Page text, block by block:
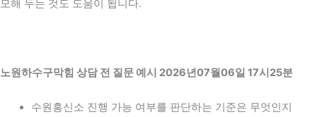
모해 두는 것도 도움이 됩니다.
노원하수구막힘 상담 전 질문 예시 2026년07월06일 17시25분
수원흥신소 진행 가능 여부를 판단하는 기준은 무엇인지